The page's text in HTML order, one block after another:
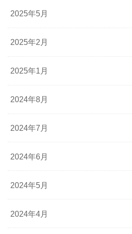
2025年5月
2025年2月
2025年1月
2024年8月
2024年7月
2024年6月
2024年5月
2024年4月